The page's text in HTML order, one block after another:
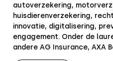
autoverzekering,
huisdierenverzekering,
innovatie, digitalisering,
engagement. Onder de
andere AG Insurance, AXA